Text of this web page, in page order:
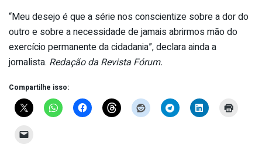
“Meu desejo é que a série nos conscientize sobre a dor do
outro e sobre a necessidade de jamais abrirmos mão do
exercício permanente da cidadania”, declara ainda a
jornalista. Redação da Revista Fórum.
Compartilhe isso: